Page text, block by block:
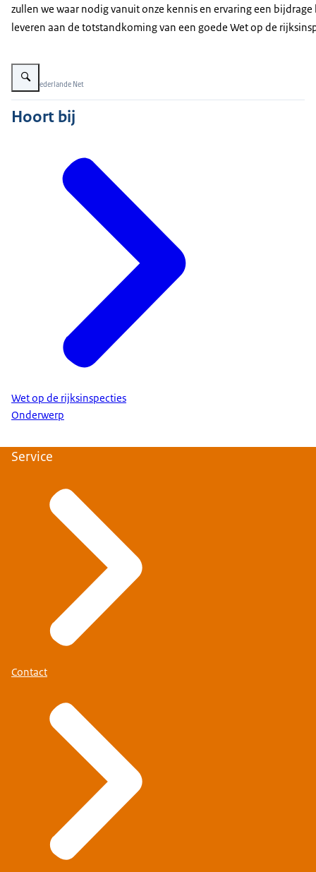
zullen we waar nodig vanuit onze kennis en ervaring een
leveren aan de totstandkoming van een goede Wet op de
Vergroot afbeelding Een close-up beeld van stoelen in de Tweede Kamer
Beeld: Niederlande Net
Hoort bij
Wet op de rijksinspecties
Onderwerp
Service
Contact